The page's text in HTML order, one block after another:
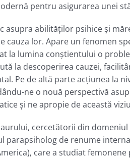
pentru asigurarea unei
asupra abilităţilor psihice şi
cauza lor. Apare un fenomen
la lumina conştientului o
la descoperirea cauzei,
Pe de altă parte acţiunea la
ne o nouă perspectivă
şi ne apropie de această
cercetătorii din
parapsiholog de renume
care a studiat femonene